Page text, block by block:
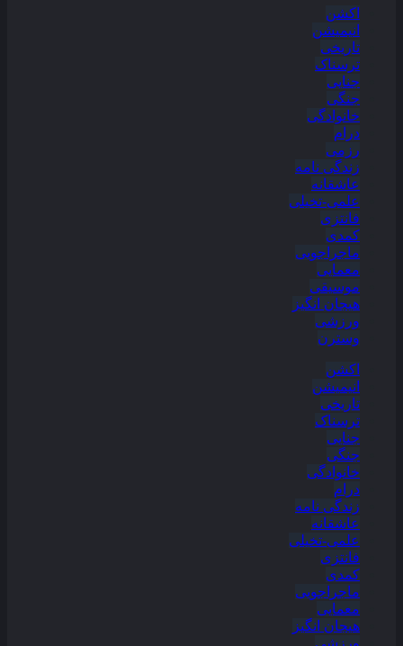
اکشن
انیمیشن
تاریخی
ترسناک
جنایی
جنگی
خانوادگی
درام
رزمی
زندگی نامه
عاشقانه
علمی-تخیلی
فانتزی
کمدی
ماجراجویی
معمایی
موسیقی
هیجان انگیز
ورزشی
وسترن
اکشن
انیمیشن
تاریخی
ترسناک
جنایی
جنگی
خانوادگی
درام
زندگی نامه
عاشقانه
علمی-تخیلی
فانتزی
کمدی
ماجراجویی
معمایی
هیجان انگیز
ورزشی